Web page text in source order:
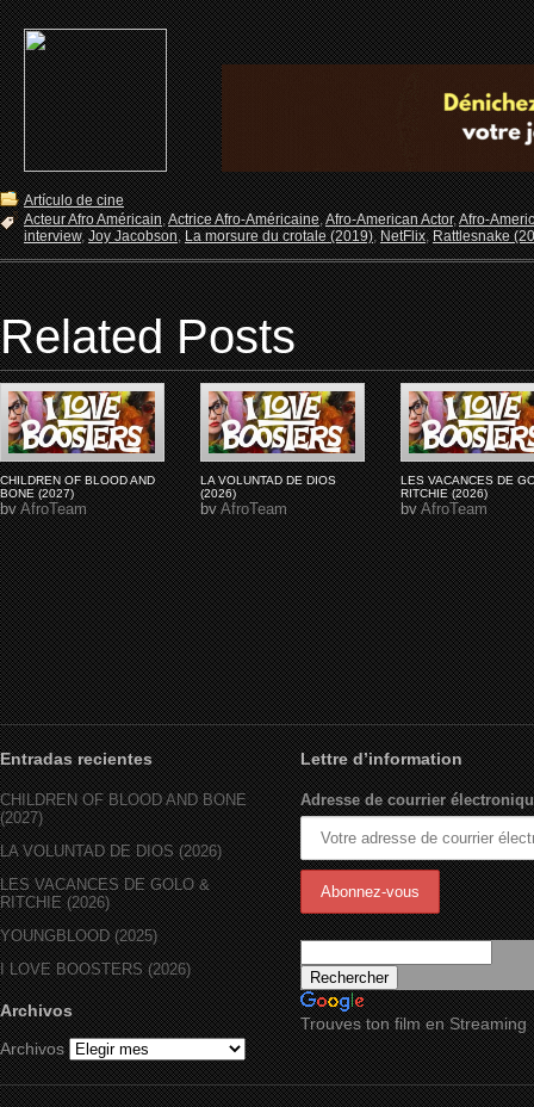
Artículo de cine
Acteur Afro Américain,Actrice Afro-Américaine,Afro-American Actor,Afro-
interview,Joy Jacobson,La morsure du crotale (2019),NetFlix,Rattlesnake
Related Posts
CHILDREN OF BLOOD AND
BONE (2027)
byAfroTeam
LA VOLUNTAD DE DIOS
(2026)
byAfroTeam
LES VACANCES DE
RITCHIE (2026)
byAfroTeam
Entradas recientes
CHILDREN OF BLOOD AND BONE
(2027)
LA VOLUNTAD DE DIOS (2026)
LES VACANCES DE GOLO &
RITCHIE (2026)
YOUNGBLOOD (2025)
I LOVE BOOSTERS (2026)
Archivos
Archivos
Lettre d’information
Adresse de courrier
Trouves ton film en Streaming